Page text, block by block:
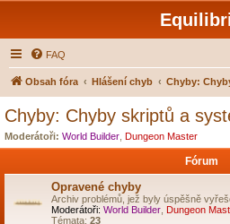
FAQ
Obsah fóra Hlášení chyb Chyby:
Chyby: Chyby skriptů a
Moderátoři: World Builder Dungeon Master
Fórum
Opravené chyby
Archiv problémů, jež byly úspěšně
Moderátoři: World Builder Dungeon
Témata: 23